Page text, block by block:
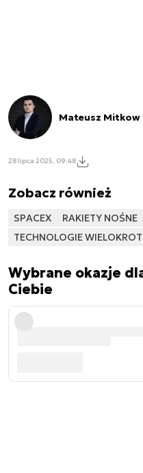
Mateusz Mitkow
28 lipca 2025, 09:48
Zobacz również
SPACEX RAKIETY NOŚNE
TECHNOLOGIE
Wybrane okazje
Ciebie